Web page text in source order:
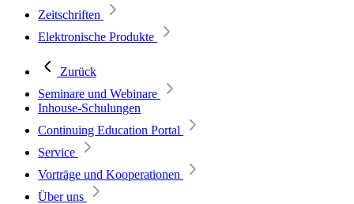
Zeitschriften
Elektronische Produkte
Zurück
Seminare und Webinare
Inhouse-Schulungen
Continuing Education Portal
Service
Vorträge und Kooperationen
Über uns